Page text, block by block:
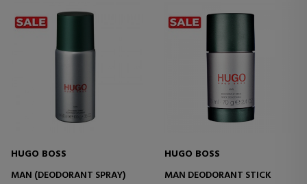
HUGO BOSS
MAN (DEODORANT SPRAY)
HUGO BOSS
MAN DEODORANT STICK